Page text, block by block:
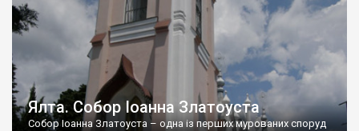
Ялта. Собор Іоанна Златоуста
Собор Іоанна Златоуста – одна із перших мурованих споруд